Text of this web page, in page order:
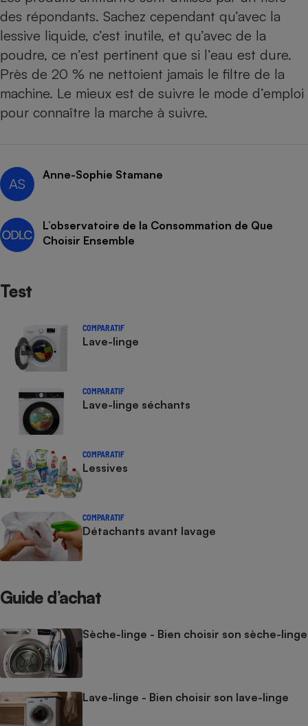
des répondants. Sachez cependant qu’avec la
lessive liquide, c’est inutile, et qu’avec de la
poudre, ce n’est pertinent que si l’eau est dure.
Près de 20 % ne nettoient jamais le filtre de la
machine. Le mieux est de suivre le mode d’emploi
pour connaître la marche à suivre.
AS
Anne-Sophie Stamane
L’observatoire de la Consommation de Que
Choisir Ensemble
Test
COMPARATIF
Lave-linge
COMPARATIF
Lave-linge séchants
COMPARATIF
Lessives
COMPARATIF
Détachants avant lavage
Guide d’achat
Sèche-linge - Bien choisir son sèche-linge
Lave-linge - Bien choisir son lave-linge